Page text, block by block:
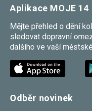
Aplikace MOJE 14
Mějte přehled o dění
sledovat dopravní
dalšího ve vaší
Odběr novinek